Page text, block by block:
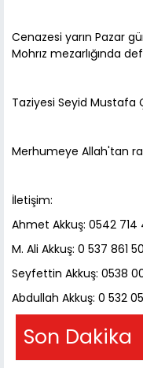
Cenazesi yarın Pazar
Mohrız mezarlığında
Taziyesi Seyid Mustafa
Merhumeye Allah'tan
İletişim:
Ahmet Akkuş: 0542 714
M. Ali Akkuş: 0 537 861
Seyfettin Akkuş: 0538
Abdullah Akkuş: 0 532
Son Dakika